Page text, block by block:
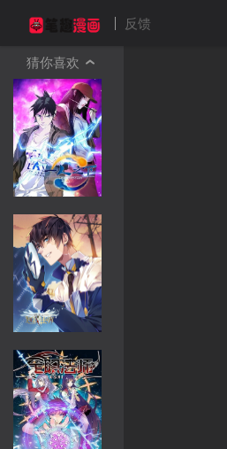
反馈
猜你喜欢 